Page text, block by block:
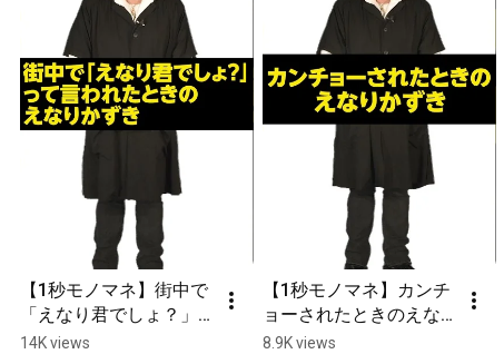
【1秒モノマネ】街中で
「えなり君でしょ？」
って言われたときのえ
14K views
【1秒モノマネ】カンチ
ョーされたときのえな
りかずき【サクッとコ
8.9K views